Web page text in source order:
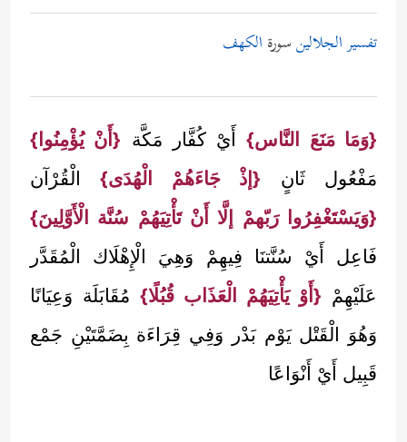
تفسير الجلالينسورة الكهف
{وَمَا مَنَعَ النَّاس}أَيْ كُفَّار مَكَّة {أَنْ يُؤْمِنُوا}
مَفْعُول ثَانٍ {إذْ جَاءَهُمْ الْهُدَى}الْقُرْآن
{وَيَسْتَغْفِرُوا رَبّهمْ إلَّا أَنْ تَأْتِيَهُمْ سُنَّة الْأَوَّلِينَ}
فَاعِل أَيْ سُنَّتنَا فِيهِمْ وَهِيَ الْإِهْلَاك الْمُقَدَّر
عَلَيْهِمْ {أَوْ يَأْتِيَهُمْ الْعَذَاب قُبُلًا} مُقَابَلَة وَعِيَانًا
وَهُوَ الْقَتْل يَوْم بَدْر وَفِي قِرَاءَة بِضَمَّتَيْنِ جَمْع
قَبِيل أَيْ أَنْوَاعًا